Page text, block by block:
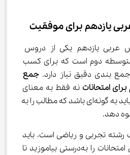
یازدهم برای موفقیت
درس عربی یازدهم یکی از دروس
دوم است که برای کسب
بندی دقیق نیاز دارد. جمع
امتحانات نه فقط به معنای
مرور سریع نیست، بلکه باید به گونه‌ای باشد که مطالب را به
دهد.
تجربی و ریاضی است، باید
روش مطالعه عربی برای امتحانات را به‌درستی بیاموزید تا